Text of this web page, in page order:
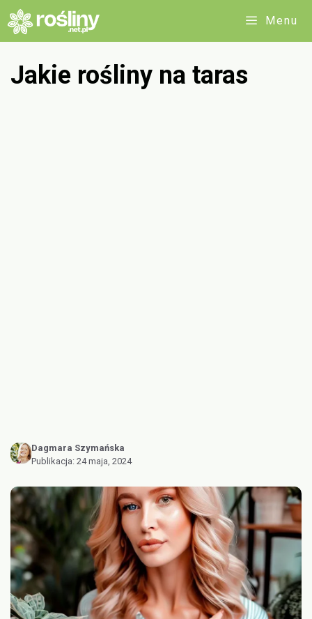
Przejdź
do
Menu
Jakie rośliny na taras
Dagmara Szymańska
Publikacja: 24 maja, 2024